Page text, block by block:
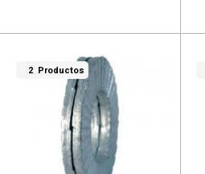
2 Productos